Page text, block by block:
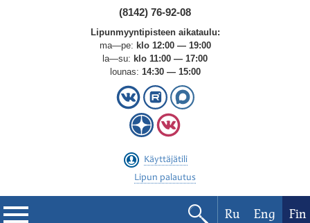
(8142) 76-92-08
Lipunmyyntipisteen aikataulu:
ma—pe: klo 12:00 — 19:00
la—su: klo 11:00 — 17:00
lounas: 14:30 — 15:00
Käyttäjätili
Lipun palautus
Ru Eng Fin